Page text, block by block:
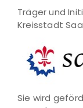
Träger und
Kreisstadt
Sie wird